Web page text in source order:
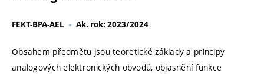
FEKT-BPA-AEL Ak. rok: 2023/2024
Obsahem předmětu jsou teoretické základy a principy
analogových elektronických obvodů, objasnění funkce